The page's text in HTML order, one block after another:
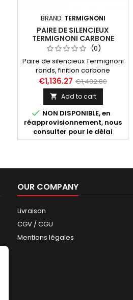
BRAND: TERMIGNONI
PAIRE DE SILENCIEUX
TERMIGNONI CARBONE
POUR HARLEY DAVIDSON XR
1200 R
(0)
Paire de silencieux Termignoni
ronds, finition carbone
(système homologué) pour
Harley Davidson XR 1200 R
années tous modèles.
€1,136.27 €1,402.80
 Add to cart
 NON DISPONIBLE, en
réapprovisionnement, nous
consulter pour le délai
OUR COMPANY
Livraison
CGV / CGU
Mentions légales